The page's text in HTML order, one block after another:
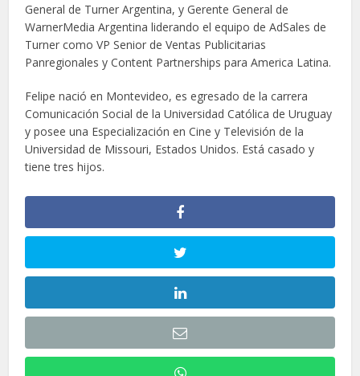
General de Turner Argentina, y Gerente General de
WarnerMedia Argentina liderando el equipo de AdSales de
Turner como VP Senior de Ventas Publicitarias
Panregionales y Content Partnerships para America Latina.
Felipe nació en Montevideo, es egresado de la carrera
Comunicación Social de la Universidad Católica de Uruguay
y posee una Especialización en Cine y Televisión de la
Universidad de Missouri, Estados Unidos. Está casado y
tiene tres hijos.